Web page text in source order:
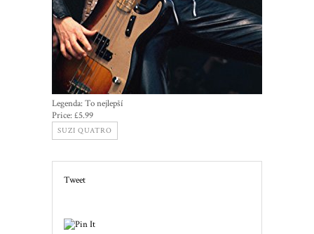
Legenda: To nejlepší
Price:£5.99
SUZI QUATRO
Tweet